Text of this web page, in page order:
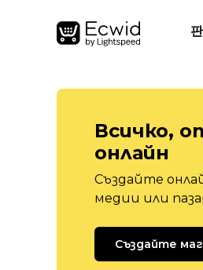
Всичко,
онлайн
Създайте
медии или
Създайте